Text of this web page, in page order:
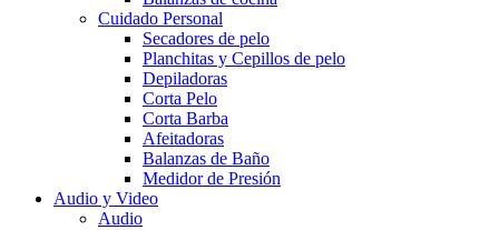
Cuidado Personal
Secadores de pelo
Planchitas y Cepillos de pelo
Depiladoras
Corta Pelo
Corta Barba
Afeitadoras
Balanzas de Baño
Medidor de Presión
Audio y Video
Audio